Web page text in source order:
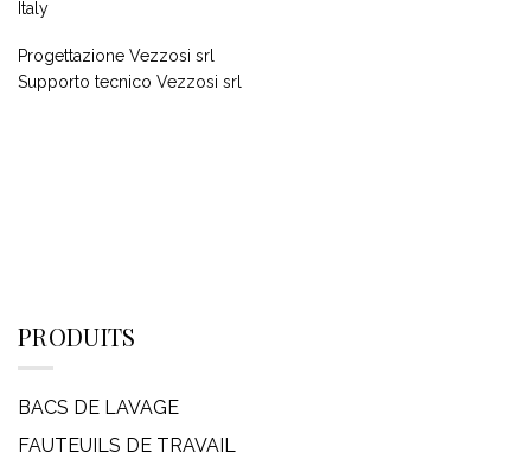
Italy
Progettazione Vezzosi srl
Supporto tecnico Vezzosi srl
PRODUITS
BACS DE LAVAGE
FAUTEUILS DE TRAVAIL